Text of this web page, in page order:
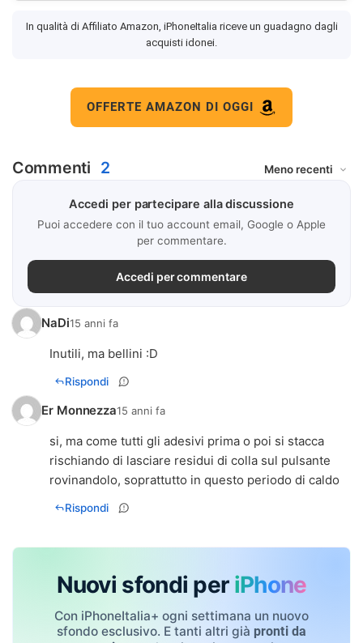
In qualità di Affiliato Amazon, iPhoneItalia riceve un guadagno dagli
acquisti idonei.
OFFERTE AMAZON DI OGGI
Commenti 2
Accedi per partecipare alla discussione
Puoi accedere con il tuo account email, Google o Apple
per commentare.
Accedi per commentare
NaDi15 anni fa
Inutili, ma bellini :D
Rispondi
Er Monnezza15 anni fa
si, ma come tutti gli adesivi prima o poi si stacca
rischiando di lasciare residui di colla sul pulsante
rovinandolo, soprattutto in questo periodo di caldo
Rispondi
Nuovi sfondi per iPhone
Con iPhoneItalia+ ogni settimana un nuovo
sfondo esclusivo. E tanti altri già pronti da